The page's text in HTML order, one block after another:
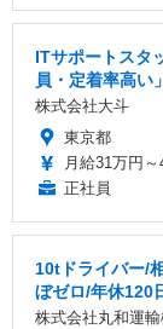
ITサポートスタ
員・定着率高い
株式会社大斗
東京都
月給31万円～
正社員
10tドライバー/
ぼゼロ/年休120
株式会社丸和運輸